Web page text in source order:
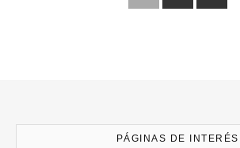
PÁGINAS DE INTERÉS